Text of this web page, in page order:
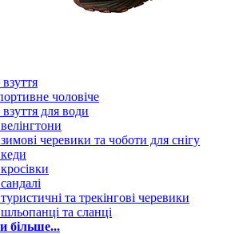
чоловіче
для води
черевики та чоботи для снігу
та трекінгові черевики
та сланці
більше...